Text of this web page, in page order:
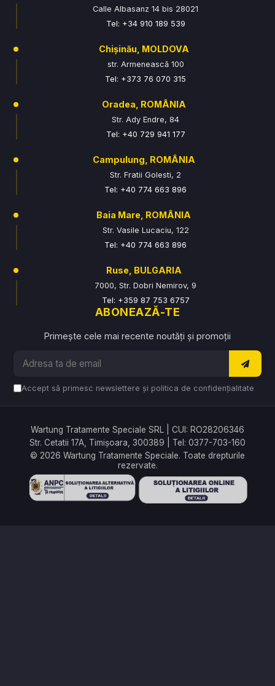
Calle Albasanz 14 bis 28021
Tel: +34 910 189 539
Chișinău, MOLDOVA
str. Armenească 100
Tel: +373 76 070 315
Oradea, ROMÂNIA
Str. Ady Endre, 84
Tel: +40 729 941 177
Campulung, ROMÂNIA
Str. Fratii Golesti, 2
Tel: +40 774 663 896
Baia Mare, ROMÂNIA
Str. Vasile Lucaciu, 122
Tel: +40 774 663 896
Ruse, BULGARIA
7000, Str. Dobri Nemirov, 9
Tel: +359 87 753 6757
ABONEAZĂ-TE
Primește cele mai recente noutăți și promoții
Accept să primesc newslettere și politica de confidențialitate
Wartung Tratamente Speciale SRL | CUI: RO28206346
Str. Cetatii 17A, Timișoara, 300389 | Tel: 0377-703-160
© 2026 Wartung Tratamente Speciale. Toate drepturile
rezervate.